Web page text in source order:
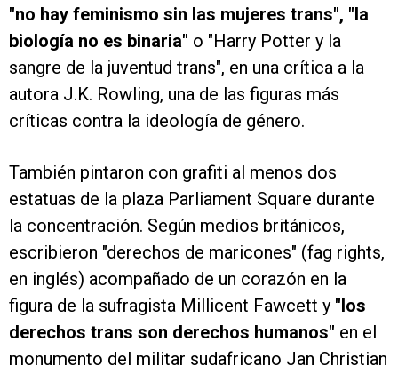
"no hay feminismo sin las mujeres trans", "la
biología no es binaria" o "Harry Potter y la
sangre de la juventud trans", en una crítica a la
autora J.K. Rowling, una de las figuras más
críticas contra la ideología de género.
También pintaron con grafiti al menos dos
estatuas de la plaza Parliament Square durante
la concentración. Según medios británicos,
escribieron "derechos de maricones" (fag rights,
en inglés) acompañado de un corazón en la
figura de la sufragista Millicent Fawcett y "los
derechos trans son derechos humanos" en el
monumento del militar sudafricano Jan Christian